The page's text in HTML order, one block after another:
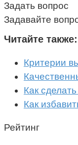
Задать вопрос
Задавайте
Читайте также:
Критерии
Как
Как
Рейтинг